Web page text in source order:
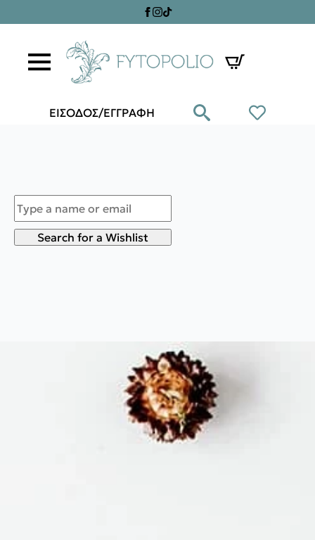
ΕΙΣΟΔΟΣ/ΕΓΓΡΑΦΗ
Search for a Wishlist